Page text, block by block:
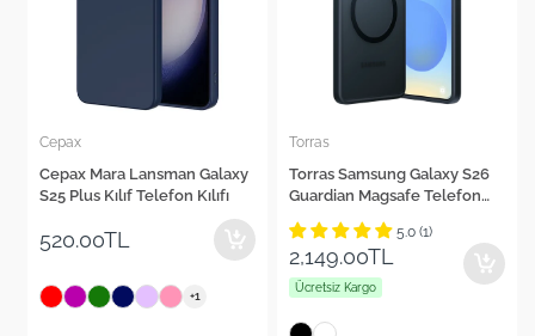
Torras
Torras Samsung Galaxy S26
Guardian Magsafe Telefon
2,149.00TL
Ücretsiz Kargo
Uniq
Uniq Samsung Galaxy S26
Combat Magsafe Telefon
5.0 (2)
2,199.00TL
Ücretsiz Kargo